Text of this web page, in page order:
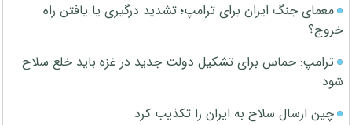
معمای جنگ ایران برای ترامپ؛ تشدید درگیری یا یافتن راه
خروج؟
ترامپ: حماس برای تشکیل دولت جدید در غزه باید خلع سلاح
شود
چین ارسال سلاح به ایران را تکذیب کرد